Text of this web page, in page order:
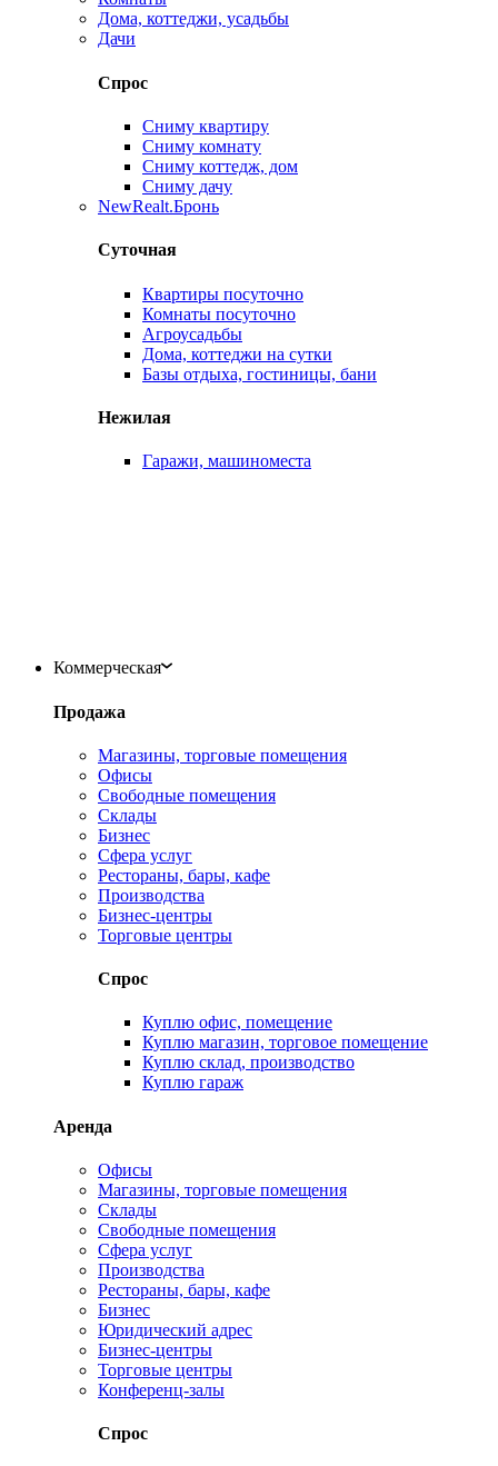
Дома, коттеджи, усадьбы
Дачи
Спрос
Сниму квартиру
Сниму комнату
Сниму коттедж, дом
Сниму дачу
NewRealt.Бронь
Суточная
Квартиры посуточно
Комнаты посуточно
Агроусадьбы
Дома, коттеджи на сутки
Базы отдыха, гостиницы, бани
Нежилая
Гаражи, машиноместа
Коммерческая
Продажа
Магазины, торговые помещения
Офисы
Свободные помещения
Склады
Бизнес
Сфера услуг
Рестораны, бары, кафе
Производства
Бизнес-центры
Торговые центры
Спрос
Куплю офис, помещение
Куплю магазин, торговое помещение
Куплю склад, производство
Куплю гараж
Аренда
Офисы
Магазины, торговые помещения
Склады
Свободные помещения
Сфера услуг
Производства
Рестораны, бары, кафе
Бизнес
Юридический адрес
Бизнес-центры
Торговые центры
Конференц-залы
Спрос